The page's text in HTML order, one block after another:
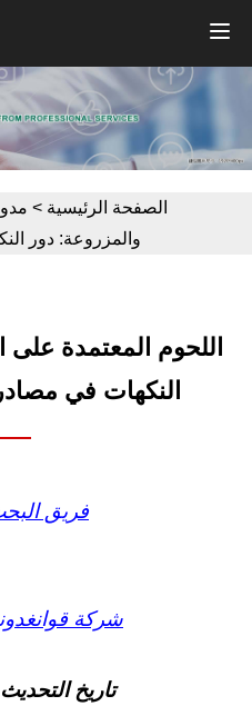
الصفحة الرئيسية >
والمزروعة: دور
اللحوم المعتمدة على
النكهات في
فريق
شركة
تاريخ